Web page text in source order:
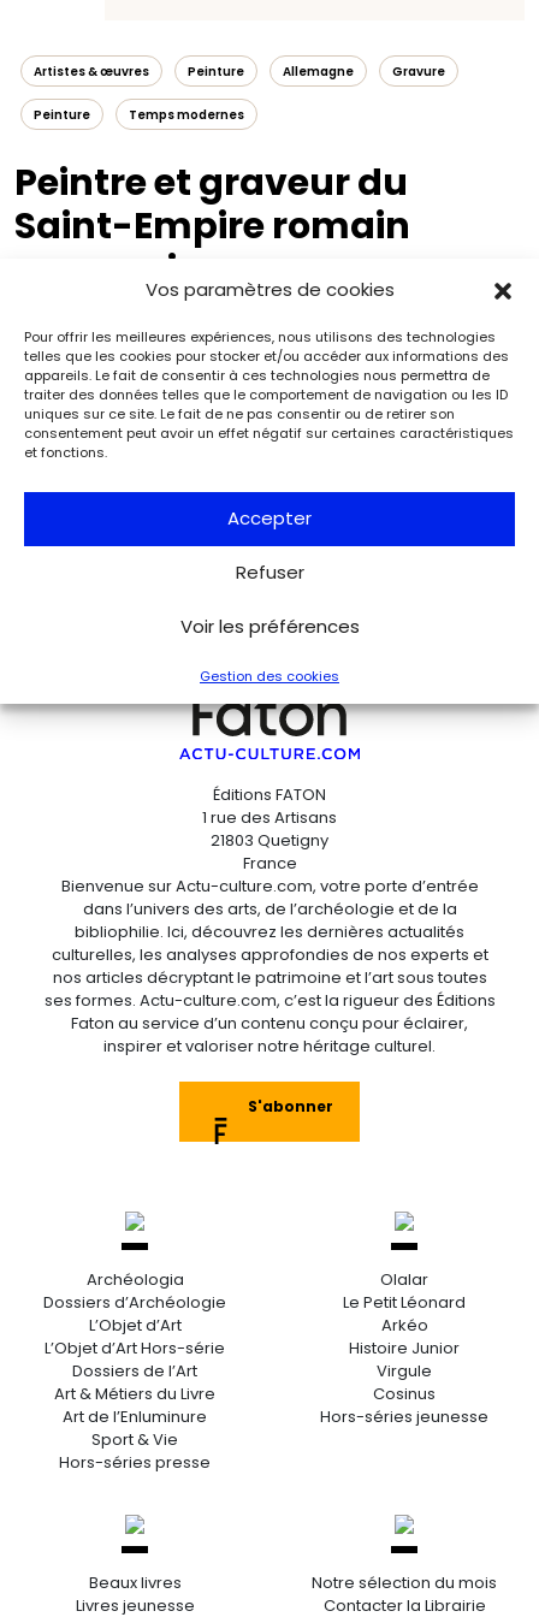
Vos paramètres de cookies
Pour offrir les meilleures expériences, nous utilisons des technologies
telles que les cookies pour stocker et/ou accéder aux informations des
appareils. Le fait de consentir à ces technologies nous permettra de
traiter des données telles que le comportement de navigation ou les ID
uniques sur ce site. Le fait de ne pas consentir ou de retirer son
consentement peut avoir un effet négatif sur certaines caractéristiques
et fonctions.
Accepter
Refuser
Voir les préférences
Gestion des cookies
Artistes & œuvres Peinture Allemagne Gravure
Peinture Temps modernes
Peintre et graveur du
Saint-Empire romain
germanique
Vers 1482-1483-vers 1539-1540
Éditions FATON
1 rue des Artisans
21803 Quetigny
France
Bienvenue sur Actu-culture.com, votre porte d’entrée
dans l’univers des arts, de l’archéologie et de la
bibliophilie. Ici, découvrez les dernières actualités
culturelles, les analyses approfondies de nos experts et
nos articles décryptant le patrimoine et l’art sous toutes
ses formes. Actu-culture.com, c’est la rigueur des Éditions
Faton au service d’un contenu conçu pour éclairer,
inspirer et valoriser notre héritage culturel.
S'abonner
Archéologia
Dossiers d’Archéologie
L’Objet d’Art
L’Objet d’Art Hors-série
Dossiers de l’Art
Art & Métiers du Livre
Art de l’Enluminure
Sport & Vie
Hors-séries presse
Olalar
Le Petit Léonard
Arkéo
Histoire Junior
Virgule
Cosinus
Hors-séries jeunesse
Beaux livres
Livres jeunesse
Notre sélection du mois
Contacter la Librairie